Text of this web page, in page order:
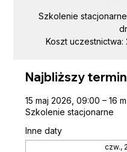
Szkolenie
Koszt uczestnictwa:
Najbliższy termin
15 maj 2026, 09:00 – 16
Szkolenie stacjonarne
Inne daty
czw.,